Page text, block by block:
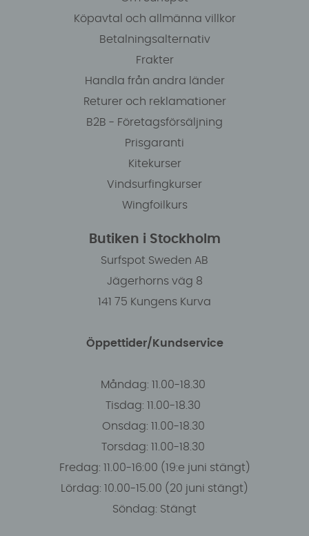
Köpavtal och allmänna villkor
Betalningsalternativ
Frakter
Handla från andra länder
Returer och reklamationer
B2B - Företagsförsäljning
Prisgaranti
Kitekurser
Vindsurfingkurser
Wingfoilkurs
Butiken i Stockholm
Surfspot Sweden AB
Jägerhorns väg 8
141 75 Kungens Kurva
Öppettider/Kundservice
Måndag: 11.00-18.30
Tisdag: 11.00-18.30
Onsdag: 11.00-18.30
Torsdag: 11.00-18.30
Fredag: 11.00-16:00 (19:e juni stängt)
Lördag: 10.00-15.00 (20 juni stängt)
Söndag: Stängt